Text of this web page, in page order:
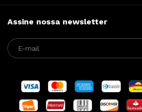
Assine nossa newsletter